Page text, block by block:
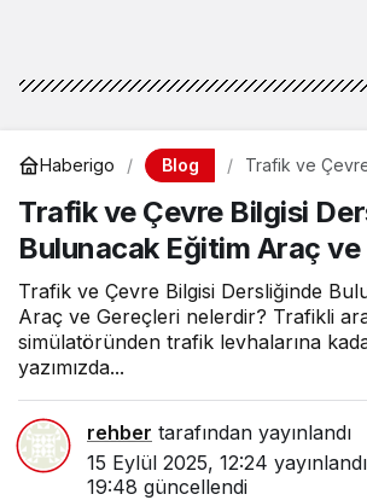
Haberigo Blog
Trafik ve
Araç ve
Trafik ve Çevre Bilgisi
Bulunacak Eğitim Araç
Trafik ve Çevre Bilgisi Dersliğinde
Araç ve Gereçleri nelerdir? Trafikli
simülatöründen trafik levhalarına
yazımızda...
rehber tarafından yayınlandı
15 Eylül 2025, 12:24 yayınlandı
19:48 güncellendi